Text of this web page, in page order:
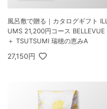
風呂敷で贈る｜カタログギフト ILL
UMS 21,200円コース BELLEVUE
＋ TSUTSUMI 瑞穂の恵みA
27,150円